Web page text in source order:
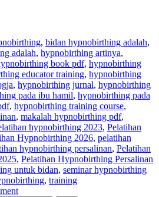
, bidan hypnobirthing adalah,
adalah, hypnobirthing artinya,
book pdf, hypnobirthing
educator training, hypnobirthing
, hypnobirthing jurnal, hypnobirthing
pada ibu hamil, hypnobirthing pada
, hypnobirthing training course,
, makalah hypnobirthing pdf,
hypnobirthing 2023, Pelatihan
Hypnobirthing 2026, pelatihan
hypnobirthing persalinan, Pelatihan
, Pelatihan Hypnobirthing Persalinan
untuk bidan, seminar hypnobirthing
, training